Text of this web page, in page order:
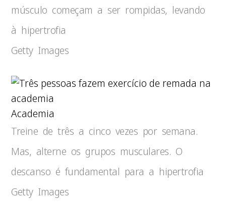
músculo começam a ser rompidas, levando
à hipertrofia
Getty Images
Academia
Treine de três a cinco vezes por semana.
Mas, alterne os grupos musculares. O
descanso é fundamental para a hipertrofia
Getty Images